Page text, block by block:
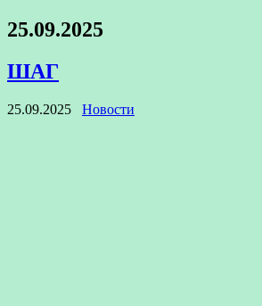
25.09.2025
ШАГ
25.09.2025 Новости